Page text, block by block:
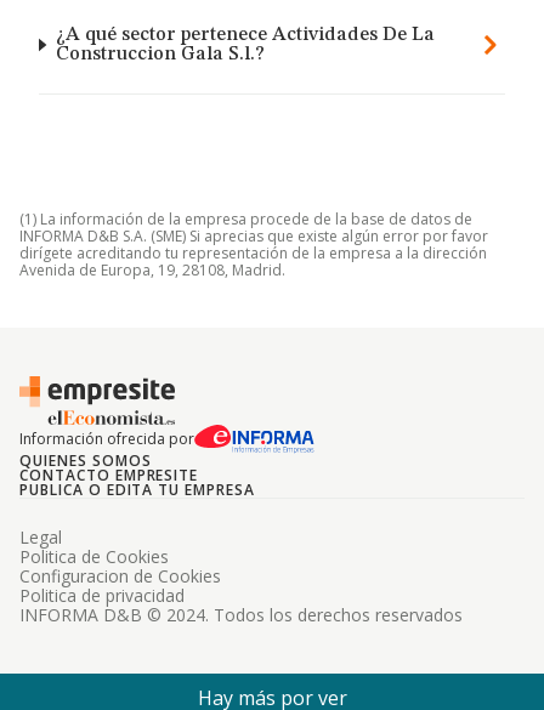
¿A qué sector pertenece Actividades De La
Construccion Gala S.l.?
(1) La información de la empresa procede de la base de datos de
INFORMA D&B S.A. (SME) Si aprecias que existe algún error por favor
dirígete acreditando tu representación de la empresa a la dirección
Avenida de Europa, 19, 28108, Madrid.
Información ofrecida por
QUIENES SOMOS
CONTACTO EMPRESITE
PUBLICA O EDITA TU EMPRESA
INFORMA D&B © 2024. Todos los derechos reservados
Legal
Politica de Cookies
Configuracion de Cookies
Politica de privacidad
Hay más por ver